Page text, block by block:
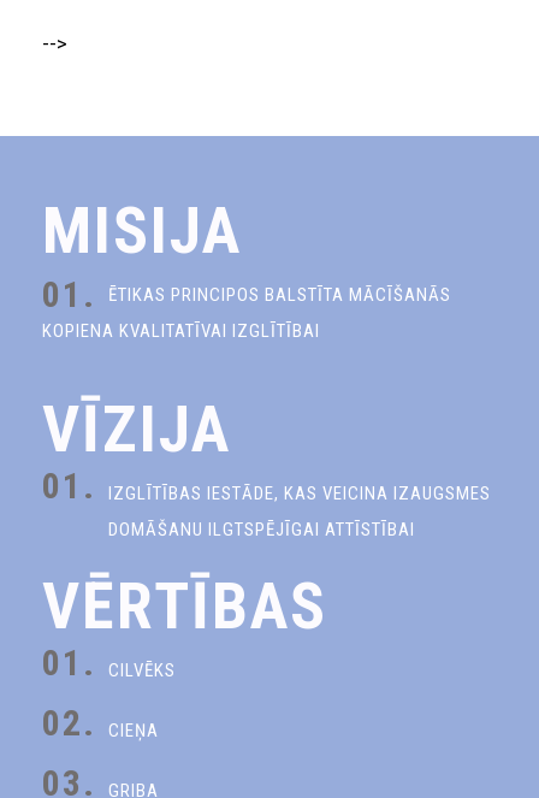
-->
MISIJA
01.
ĒTIKAS PRINCIPOS BALSTĪTA MĀCĪŠANĀS
KOPIENA KVALITATĪVAI IZGLĪTĪBAI
VĪZIJA
01.
IZGLĪTĪBAS IESTĀDE, KAS VEICINA IZAUGSMES
DOMĀŠANU ILGTSPĒJĪGAI ATTĪSTĪBAI
VĒRTĪBAS
01. CILVĒKS
02. CIEŅA
03. GRIBA